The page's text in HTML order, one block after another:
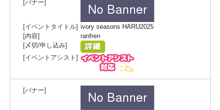
ivory seasons HARU2025
ranfren